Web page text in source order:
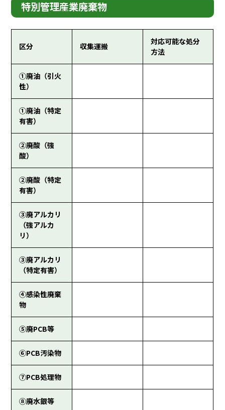
特別管理産業廃棄物
区分 収集運搬
対応可能な処分
方法
①廃油（引火
性）
①廃油（特定
有害）
②廃酸（強
酸）
②廃酸（特定
有害）
③廃アルカリ
（強アルカ
リ）
③廃アルカリ
（特定有害）
④感染性廃棄
物
⑤廃PCB等
⑥PCB汚染物
⑦PCB処理物
⑧廃水銀等